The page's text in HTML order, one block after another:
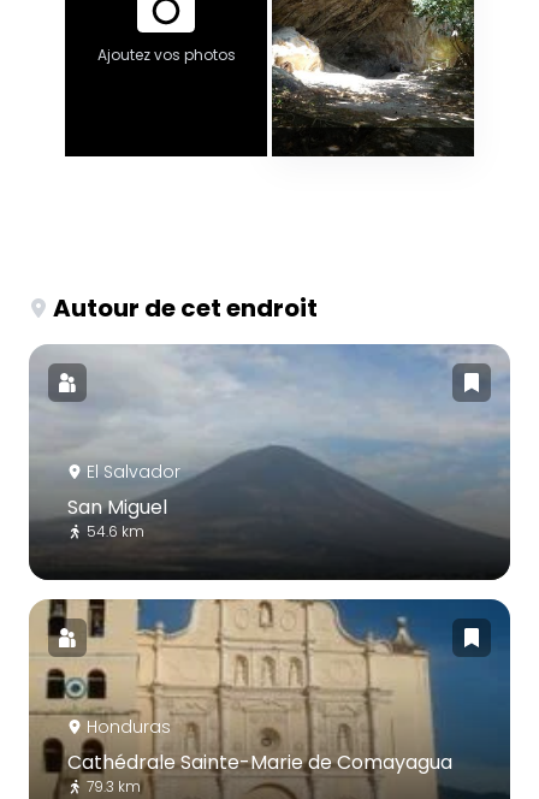
Ajoutez vos photos
Autour de cet endroit
El Salvador
San Miguel
54.6 km
Honduras
Cathédrale Sainte-Marie de Comayagua
79.3 km